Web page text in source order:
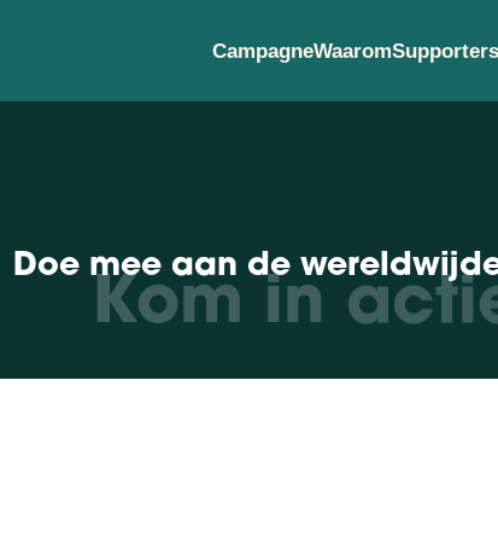
CampagneWaaromSupporters
Doe mee aan de